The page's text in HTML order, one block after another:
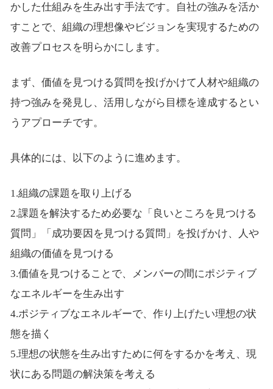
かした仕組みを生み出す手法です。自社の強みを活か
すことで、組織の理想像やビジョンを実現するための
改善プロセスを明らかにします。
まず、価値を見つける質問を投げかけて人材や組織の
持つ強みを発見し、活用しながら目標を達成するとい
うアプローチです。
具体的には、以下のように進めます。
1.組織の課題を取り上げる
2.課題を解決するため必要な「良いところを見つける
質問」「成功要因を見つける質問」を投げかけ、人や
組織の価値を見つける
3.価値を見つけることで、メンバーの間にポジティブ
なエネルギーを生み出す
4.ポジティブなエネルギーで、作り上げたい理想の状
態を描く
5.理想の状態を生み出すために何をするかを考え、現
状にある問題の解決策を考える